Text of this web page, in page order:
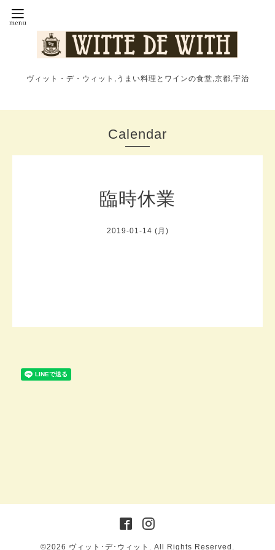
ヴィット・デ・ウィット,うまい料理とワインの食堂,京都,宇治
Calendar
臨時休業
2019-01-14 (月)
©2026 ヴィット･デ･ウィット . All Rights Reserved.